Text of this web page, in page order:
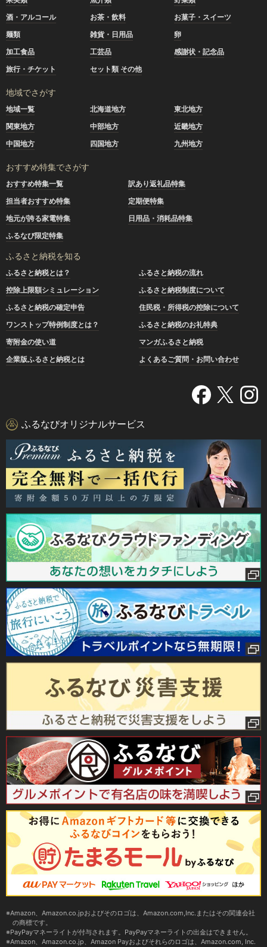
酒・アルコール
お茶・飲料
お菓子・スイーツ
麺類
雑貨・日用品
卵
加工食品
工芸品
感謝状・記念品
旅行・チケット
セット類 その他
地域でさがす
地域一覧 北海道地方
東北地方
関東地方
中部地方
近畿地方
中国地方
四国地方 九州地方
おすすめ特集でさがす
おすすめ特集一覧
訳あり返礼品特集
担当者おすすめ特集
定期便特集
地元が誇る家電特集
日用品・消耗品特集
ふるなび限定特集
ふるさと納税を知る
ふるさと納税とは？
ふるさと納税の流れ
控除上限額シミュレーション
ふるさと納税制度について
ふるさと納税の確定申告
住民税・所得税の控除について
ワンストップ特例制度とは？
ふるさと納税のお礼特典
寄附金の使い道
マンガふるさと納税
企業版ふるさと納税とは
よくあるご質問・お問い合わせ
ふるなびオリジナルサービス
Amazon、Amazon.co.jpおよびそのロゴは、Amazon.com,Inc.またはその関連会社
の商標です。
PayPayマネーライトが付与されます。PayPayマネーライトの出金はできません。
Amazon、Amazon.co.jp、Amazon Payおよびそれらのロゴは、Amazon.com, Inc.